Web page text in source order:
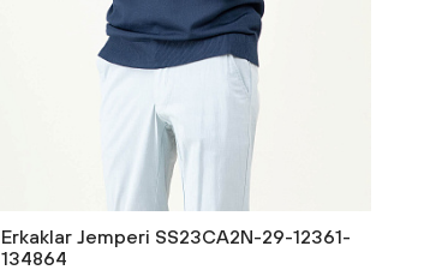
Erkaklar Jemperi SS23CA2N-29-12361-
134864